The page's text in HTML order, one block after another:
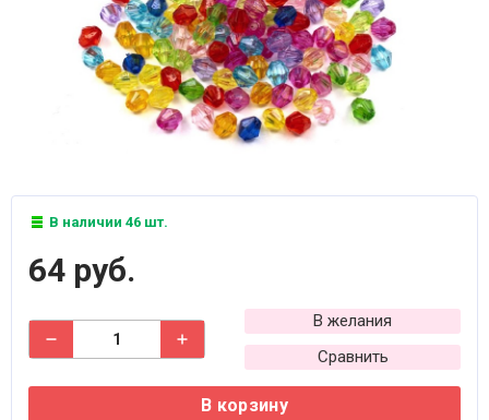
В наличии 46 шт.
64 руб.
В желания
Сравнить
В корзину